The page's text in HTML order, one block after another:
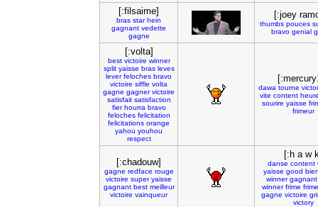
[:filsaime]
bras star hein
gagnant vedette
gagne
[:joey
thumbs pouces
bravo genial
[:volta]
best victoire winner
split yaisse bras leves
lever feloches bravo
victoire siffle volta
gagne gagner victoire
satisfait satisfaction
fier hourra bravo
feloches felicitation
felicitations orange
yahou youhou
respect
dawa tourne
vite content
sourire yaisse
frimeur
[:chadouw]
gagne redface rouge
victoire super yaisse
gagnant best meilleur
victoire vainqueur
[:h a w
danse content
yaisse good
winner gagnant
winner frime
gagne victoire
victory